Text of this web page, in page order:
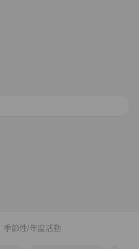
季節性/年度活動